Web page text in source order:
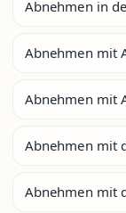
Abnehmen in
Abnehmen mit
Abnehmen mit
Abnehmen mit
Abnehmen mit